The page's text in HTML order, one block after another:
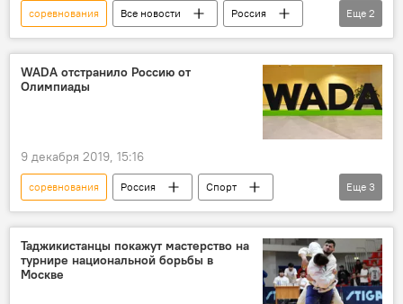
соревнования Все новости
Россия
Спорт
WADA
Еще 2
WADA отстранило Россию от
Олимпиады
9 декабря 2019, 15:16
соревнования Россия
Спорт
Все новости
WADA
Еще 3
Таджикистанцы покажут мастерство на
турнире национальной борьбы в
Москве